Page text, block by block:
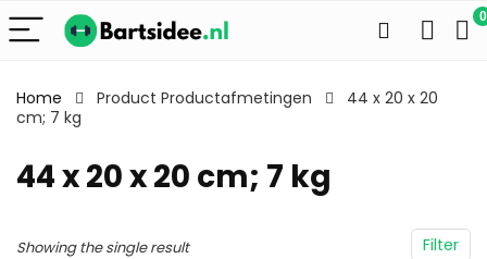
0
Home Product Productafmetingen
44 x 20 x 20
cm; 7 kg
44 x 20 x 20 cm; 7 kg
Filter
Showing the single result